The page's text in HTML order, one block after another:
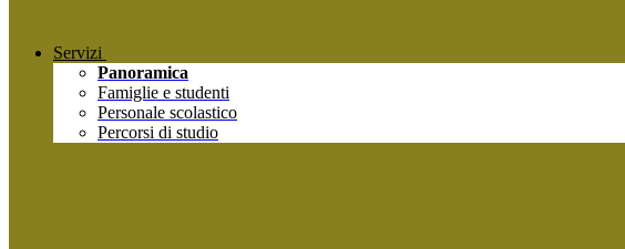
Servizi
Panoramica
Famiglie e studenti
Personale scolastico
Percorsi di studio